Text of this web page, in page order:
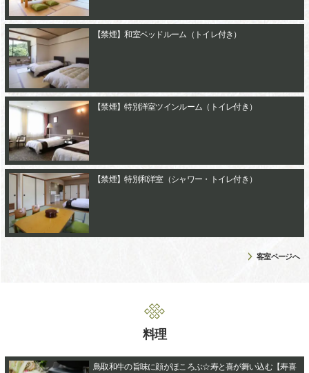
【禁煙】和室ベッドルーム（トイレ付き）
【禁煙】特別洋室ツインルーム（トイレ付き）
【禁煙】特別和洋室（シャワー・トイレ付き）
客室ページへ
料理
鳥取和牛の旨味に顔がほころぶ☆寿と喜が舞い込む【寿喜